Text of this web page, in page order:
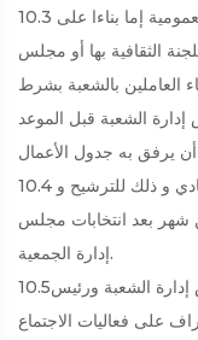
10.3 يتم الدعوة لعقد جلسة غير اعتيادية للجمعية العمومية إما بناءا على
الثقافية بها أو مجلس
العاملين بالشعبة بشرط
الشعبة قبل الموعد
10.4 تجتمع الجمعية العمومية للشعبة في اجتماع عادي و ذلك للترشيح و
عن شهر بعد انتخابات مجلس
إدارة الجمعية.
10.5يحضر اجتماع الجمعية العمومية رئيس مجلس إدارة الشعبة ورئيس
على فعاليات الاجتماع